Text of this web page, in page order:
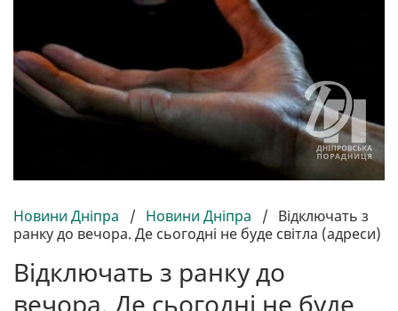
Новини Дніпра / Новини Дніпра / Відключать з
ранку до вечора. Де сьогодні не буде світла (адреси)
Відключать з ранку до